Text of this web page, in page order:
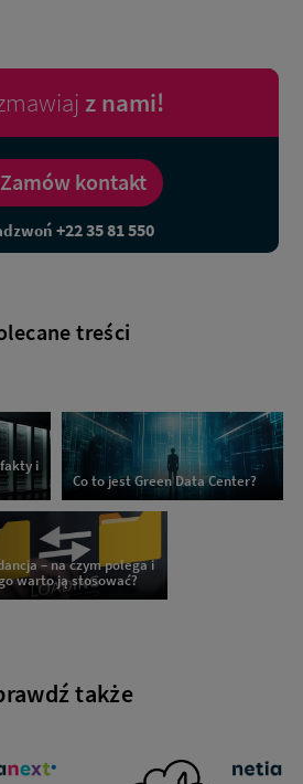
z nami!
Zamów kontakt
+22 35 81 550
treści
i
Co to jest Green Data Center?
– na czym polega i
warto ją stosować?
także